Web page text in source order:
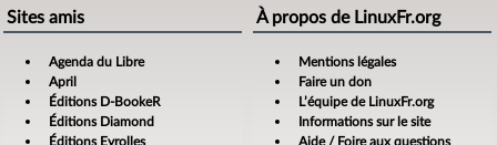
Sites amis
Agenda du Libre
April
Éditions D-BookeR
Éditions Diamond
Éditions Eyrolles
À propos de LinuxFr.org
Mentions légales
Faire un don
L’équipe de LinuxFr.org
Informations sur le site
Aide / Foire aux questions